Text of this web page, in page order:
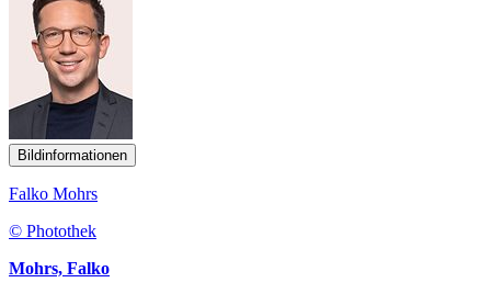
Bildinformationen
Falko Mohrs
© Photothek
Mohrs, Falko